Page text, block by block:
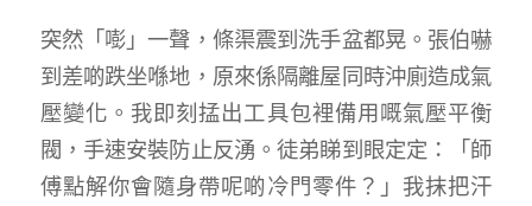
突然「嘭」一聲，條渠震到洗手盆都晃。張伯嚇
到差啲跌坐喺地，原來係隔離屋同時沖廁造成氣
壓變化。我即刻掹出工具包裡備用嘅氣壓平衡
閥，手速安裝防止反湧。徒弟睇到眼定定：「師
傅點解你會隨身帶呢啲冷門零件？」我抹把汗